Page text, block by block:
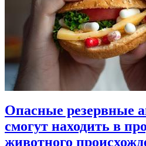
Опасные резервные
смогут находить в
животного